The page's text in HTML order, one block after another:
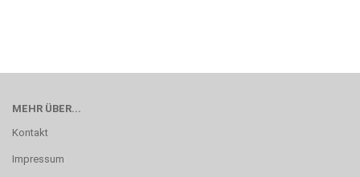
MEHR ÜBER...
Kontakt
Impressum